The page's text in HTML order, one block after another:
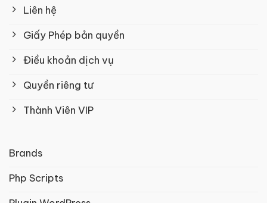
Liên hệ
Giấy Phép bản quyền
Điều khoản dịch vụ
Quyền riêng tư
Thành Viên VIP
Brands
Php Scripts